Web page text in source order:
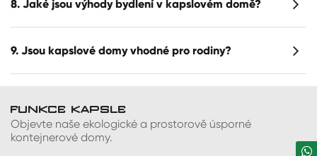
8. Jaké jsou výhody bydlení v kapslovém domě?
9. Jsou kapslové domy vhodné pro rodiny?
FUNKCE KAPSLE
Objevte naše ekologické a prostorově úsporné
kontejnerové domy.